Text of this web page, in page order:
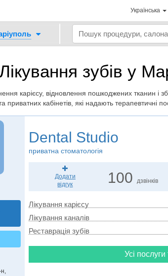
Українська
зубів у
карієсу, відновлення пошкоджених тканин і
приватних кабінетів, які надають терапевтичні
Dental Studio
приватна стоматологія
Додати
відгук
100 дзвінків
Лікування карієсу
Лікування каналів
Реставрація зубів
Усі